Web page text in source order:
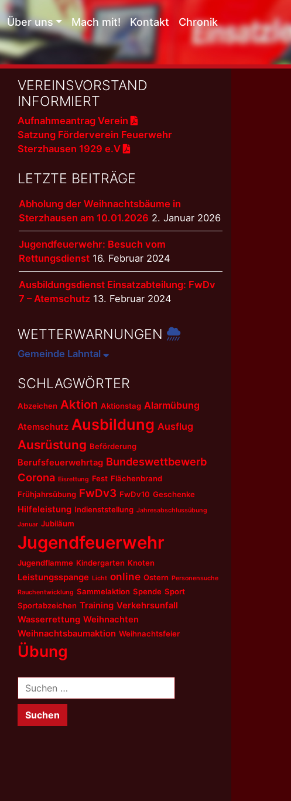
Über uns Mach mit! Kontakt Chronik
VEREINSVORSTAND
INFORMIERT
Aufnahmeantrag Verein
Satzung Förderverein Feuerwehr
Sterzhausen 1929 e.V
LETZTE BEITRÄGE
Abholung der Weihnachtsbäume in
Sterzhausen am 10.01.2026 2. Januar 2026
Jugendfeuerwehr: Besuch vom
Rettungsdienst 16. Februar 2024
Ausbildungsdienst Einsatzabteilung: FwDv
7 – Atemschutz 13. Februar 2024
WETTERWARNUNGEN
Gemeinde Lahntal
SCHLAGWÖRTER
Abzeichen Aktion Aktionstag Alarmübung
Atemschutz Ausbildung Ausflug
Ausrüstung Beförderung
Berufsfeuerwehrtag Bundeswettbewerb
Corona Eisrettung Fest Flächenbrand
Frühjahrsübung FwDv3 FwDv10 Geschenke
Hilfeleistung Indienststellung Jahresabschlussübung
Januar Jubiläum
Jugendfeuerwehr
Jugendflamme Kindergarten Knoten
Leistungsspange Licht online Ostern Personensuche
Rauchentwicklung Sammelaktion Spende Sport
Sportabzeichen Training Verkehrsunfall
Wasserrettung Weihnachten
Weihnachtsbaumaktion Weihnachtsfeier
Übung
Suchen
nach: